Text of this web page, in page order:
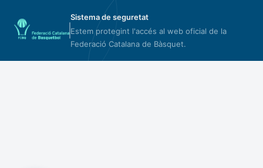
Sistema de seguretat
Estem protegint l'accés al web oficial de la
Federació Catalana de Bàsquet.